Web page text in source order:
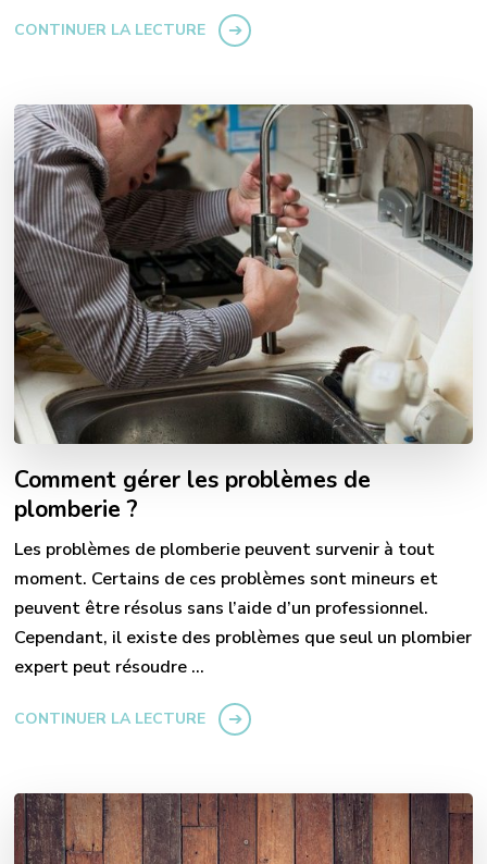
CONTINUER LA LECTURE
Comment gérer les problèmes de
plomberie ?
Les problèmes de plomberie peuvent survenir à tout
moment. Certains de ces problèmes sont mineurs et
peuvent être résolus sans l’aide d’un professionnel.
Cependant, il existe des problèmes que seul un plombier
expert peut résoudre …
CONTINUER LA LECTURE